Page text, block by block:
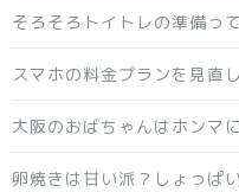
そろそろトイトレの準備っ
スマホの料金プランを見直
大阪のおばちゃんはホンマ
卵焼きは甘い派？しょっぱ